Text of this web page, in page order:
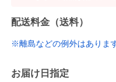
配送料金（送料）
※離島などの例外はありま
お届け日指定